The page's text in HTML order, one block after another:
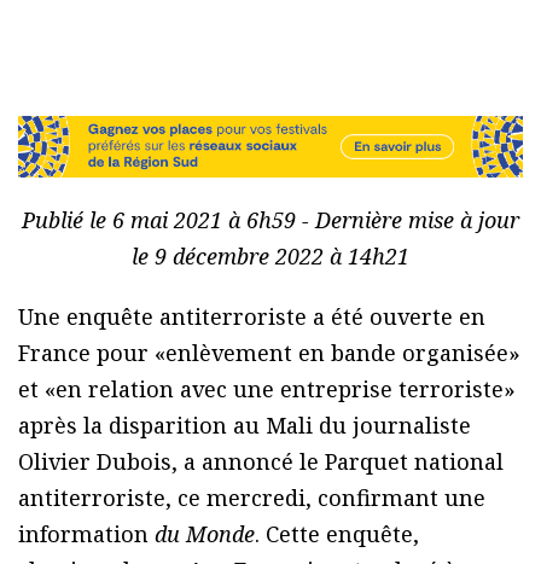
Publié le 6 mai 2021 à 6h59 - Dernière mise à jour
le 9 décembre 2022 à 14h21
Une enquête antiterroriste a été ouverte en
France pour «enlèvement en bande organisée»
et «en relation avec une entreprise terroriste»
après la disparition au Mali du journaliste
Olivier Dubois, a annoncé le Parquet national
antiterroriste, ce mercredi, confirmant une
information du Monde. Cette enquête,